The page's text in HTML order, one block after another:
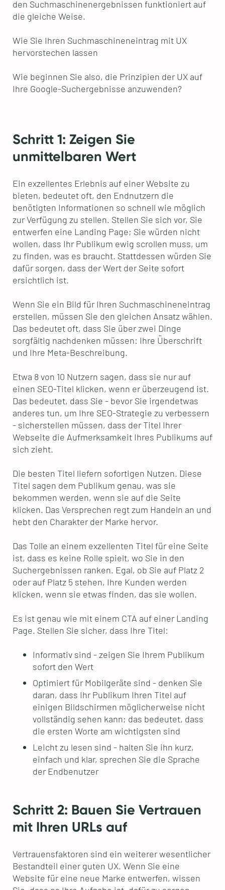
den Suchmaschinenergebnissen funktioniert auf
die gleiche Weise.
Wie Sie Ihren Suchmaschineneintrag mit UX
hervorstechen lassen
Wie beginnen Sie also, die Prinzipien der UX auf
Ihre Google-Suchergebnisse anzuwenden?
Schritt 1: Zeigen Sie
unmittelbaren Wert
Ein exzellentes Erlebnis auf einer Website zu
bieten, bedeutet oft, den Endnutzern die
benötigten Informationen so schnell wie möglich
zur Verfügung zu stellen. Stellen Sie sich vor, Sie
entwerfen eine Landing Page; Sie würden nicht
wollen, dass Ihr Publikum ewig scrollen muss, um
zu finden, was es braucht. Stattdessen würden Sie
dafür sorgen, dass der Wert der Seite sofort
ersichtlich ist.
Wenn Sie ein Bild für Ihren Suchmaschineneintrag
erstellen, müssen Sie den gleichen Ansatz wählen.
Das bedeutet oft, dass Sie über zwei Dinge
sorgfältig nachdenken müssen: Ihre Überschrift
und Ihre Meta-Beschreibung.
Etwa 8 von 10 Nutzern sagen, dass sie nur auf
einen SEO-Titel klicken, wenn er überzeugend ist.
Das bedeutet, dass Sie - bevor Sie irgendetwas
anderes tun, um Ihre SEO-Strategie zu verbessern
- sicherstellen müssen, dass der Titel Ihrer
Webseite die Aufmerksamkeit Ihres Publikums auf
sich zieht.
Die besten Titel liefern sofortigen Nutzen. Diese
Titel sagen dem Publikum genau, was sie
bekommen werden, wenn sie auf die Seite
klicken. Das Versprechen regt zum Handeln an und
hebt den Charakter der Marke hervor.
Das Tolle an einem exzellenten Titel für eine Seite
ist, dass es keine Rolle spielt, wo Sie in den
Suchergebnissen ranken. Egal, ob Sie auf Platz 2
oder auf Platz 5 stehen, Ihre Kunden werden
klicken, wenn sie etwas finden, das sie wollen.
Es ist genau wie mit einem CTA auf einer Landing
Page. Stellen Sie sicher, dass Ihre Titel:
Informativ sind - zeigen Sie Ihrem Publikum
sofort den Wert
Optimiert für Mobilgeräte sind - denken Sie
daran, dass Ihr Publikum Ihren Titel auf
einigen Bildschirmen möglicherweise nicht
vollständig sehen kann; das bedeutet, dass
die ersten Worte am wichtigsten sind
Leicht zu lesen sind - halten Sie ihn kurz,
einfach und klar, sprechen Sie die Sprache
der Endbenutzer
Schritt 2: Bauen Sie Vertrauen
mit Ihren URLs auf
Vertrauensfaktoren sind ein weiterer wesentlicher
Bestandteil einer guten UX. Wenn Sie eine
Website für eine neue Marke entwerfen, wissen